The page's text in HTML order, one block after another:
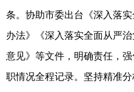
条。协助市委出台《深入落
办法》《深入落实全面从严
意见》等文件，明确责任，
职情况全程记录。坚持精准